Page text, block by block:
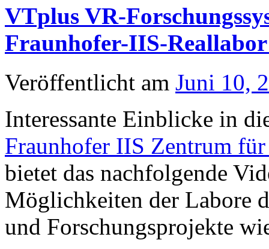
VTplus VR-
Fraunhofer-IIS-
Veröffentlicht am Juni 10,
Interessante Einblicke in
Fraunhofer IIS Zentrum
bietet das nachfolgende
Möglichkeiten der Labore
und Forschungsprojekte